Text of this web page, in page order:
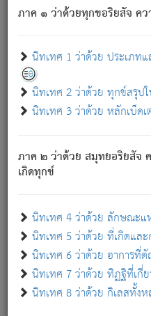
ภาค ๑ ว่าด้วยทุกขอริยสัจ ค
นิทเทศ 1 ว่าด้วย ประเภท
นิทเทศ 2 ว่าด้วย ทุกข์สรุ
นิทเทศ 3 ว่าด้วย หลักเบ็ด
ภาค ๒ ว่าด้วย สมุทยอริยสัจ
เกิดทุกข์
นิทเทศ 4 ว่าด้วย ลักษณะ
นิทเทศ 5 ว่าด้วย ที่เกิดแล
นิทเทศ 6 ว่าด้วย อาการที่
นิทเทศ 7 ว่าด้วย ทิฏฐิที่เกี่
นิทเทศ 8 ว่าด้วย กิเลสทั้ง
ภพ ว่ามีได้เพราะวิภพ[2]: เรา
ปวงนั้น ก็ยังสลัดภพออกไปไม่ได้.
ก็ทุกข์นี้มีขึ้น เพราะอาศัยซึ่
เพราะความสิ้นไปแห่งอุป
ทุกข์จึงไม่มี.
ท่านจงดูโลกนี้เถิด (จะเห็น
แน่นบังหนาแล้ว; และว่า สัตว์
อันเป็นไปในที่หรือเวลาทั้งปวง
ประการทั้งปวง; ภพทั้งหลาย
ความแปรปรวนเป็นธรรมดา.
อย่างนี้อยู่; เขาย่อมละภวตัณห
ด้วย.
ความดับเพราะความสำร
เพราะความสิ้นไปแห่งตัณหาโ
นิพพาน.
ภพใหม่ย่อมไม่มีแก่ภิกษุนั้